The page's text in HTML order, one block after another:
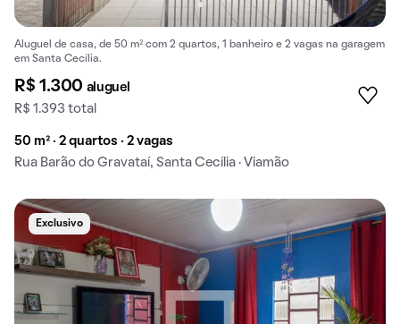
Aluguel de casa, de 50 m² com 2 quartos, 1 banheiro e 2 vagas na garagem
em Santa Cecília.
R$ 1.300 aluguel
R$ 1.393 total
50 m² · 2 quartos · 2 vagas
Rua Barão do Gravataí, Santa Cecília · Viamão
Exclusivo